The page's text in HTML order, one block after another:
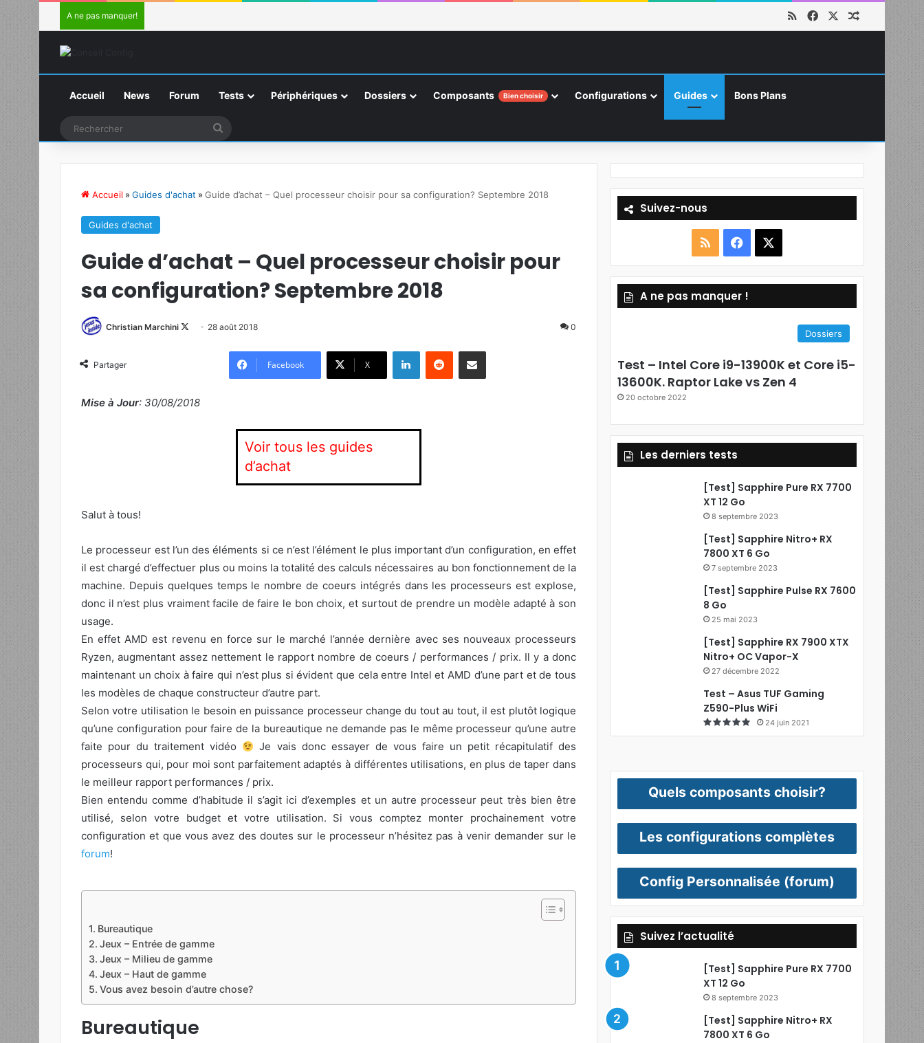
A ne pas manquer! RSS Facebook Article
Accueil News Forum Tests Périphériques Dossiers Composants Bien choisir Configurations Guides Bons Plans
Accueil » Guides d'achat » Guide d’achat – Quel processeur choisir pour sa configuration? Septembre 2018
Guides d'achat
Guide d’achat – Quel processeur choisir pour
sa configuration? Septembre 2018
Christian Marchini
w
28 août 2018 0
Partager Facebook X
Linkedin Reddit Pargater via Email
Mise à Jour: 30/08/2018
Voir tous les guides
d’achat
Salut à tous!
Le processeur est l’un des éléments si ce n’est l’élément le plus important d’un configuration, en effet
il est chargé d’effectuer plus ou moins la totalité des calculs nécessaires au bon fonctionnement de la
machine. Depuis quelques temps le nombre de coeurs intégrés dans les processeurs est explose,
donc il n’est plus vraiment facile de faire le bon choix, et surtout de prendre un modèle adapté à son
usage.
En effet AMD est revenu en force sur le marché l’année dernière avec ses nouveaux processeurs
Ryzen, augmentant assez nettement le rapport nombre de coeurs / performances / prix. Il y a donc
maintenant un choix à faire qui n’est plus si évident que cela entre Intel et AMD d’une part et de tous
les modèles de chaque constructeur d’autre part.
Selon votre utilisation le besoin en puissance processeur change du tout au tout, il est plutôt logique
qu’une configuration pour faire de la bureautique ne demande pas le même processeur qu’une autre
faite pour du traitement vidéo
Je vais donc essayer de vous faire un petit récapitulatif des
processeurs qui, pour moi sont parfaitement adaptés à différentes utilisations, en plus de taper dans
le meilleur rapport performances / prix.
Bien entendu comme d’habitude il s’agit ici d’exemples et un autre processeur peut très bien être
utilisé, selon votre budget et votre utilisation. Si vous comptez monter prochainement votre
configuration et que vous avez des doutes sur le processeur n’hésitez pas à venir demander sur le
forum!
Bureautique
Jeux – Entrée de gamme
Jeux – Milieu de gamme
Jeux – Haut de gamme
Vous avez besoin d’autre chose?
Bureautique
Suivez-nous
S
S
a
c
o
k
A ne pas manquer !
Dossiers
Test – Intel Core i9-13900K et Core i5-
13600K. Raptor Lake vs Zen 4
20 octobre 2022
Les derniers tests
[Test] Sapphire Pure RX 7700
XT 12 Go
8 septembre 2023
[Test] Sapphire Nitro+ RX
7800 XT 6 Go
7 septembre 2023
[Test] Sapphire Pulse RX 7600
8 Go
25 mai 2023
[Test] Sapphire RX 7900 XTX
Nitro+ OC Vapor-X
27 décembre 2022
Test – Asus TUF Gaming
Z590-Plus WiFi
24 juin 2021
Quels composants choisir?
Les configurations complètes
Config Personnalisée (forum)
Suivez l’actualité
[Test] Sapphire Pure RX 7700
XT 12 Go
8 septembre 2023
[Test] Sapphire Nitro+ RX
7800 XT 6 Go